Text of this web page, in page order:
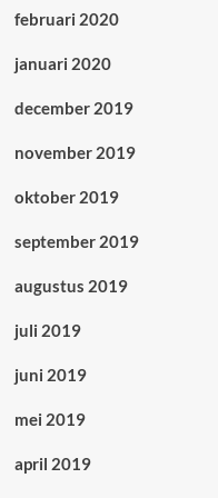
februari 2020
januari 2020
december 2019
november 2019
oktober 2019
september 2019
augustus 2019
juli 2019
juni 2019
mei 2019
april 2019